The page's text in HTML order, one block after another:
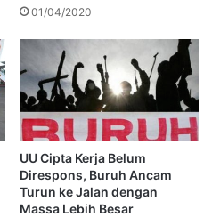
01/04/2020
UU Cipta Kerja Belum
Direspons, Buruh Ancam
Turun ke Jalan dengan
Massa Lebih Besar